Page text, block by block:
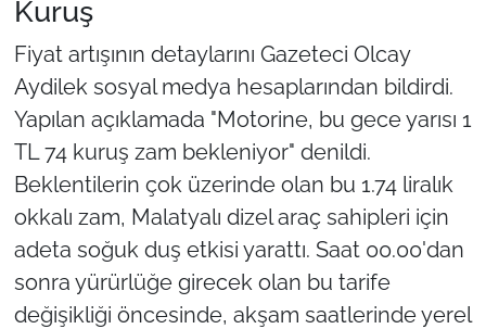
Kuruş
Fiyat artışının detaylarını Gazeteci Olcay
Aydilek sosyal medya hesaplarından bildirdi.
Yapılan açıklamada "Motorine, bu gece yarısı 1
TL 74 kuruş zam bekleniyor" denildi.
Beklentilerin çok üzerinde olan bu 1.74 liralık
okkalı zam, Malatyalı dizel araç sahipleri için
adeta soğuk duş etkisi yarattı. Saat 00.00'dan
sonra yürürlüğe girecek olan bu tarife
değişikliği öncesinde, akşam saatlerinde yerel